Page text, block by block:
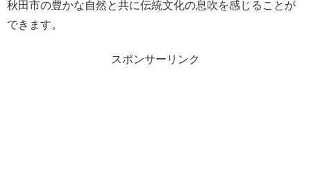
秋田市の豊かな自然と共に伝統文化の息吹を感じることが
できます。
スポンサーリンク